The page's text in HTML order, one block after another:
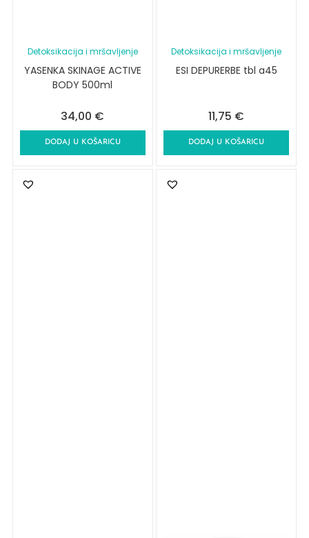
Detoksikacija i mršavljenje
YASENKA SKINAGE ACTIVE
BODY 500ml
34,00 €
DODAJ U KOŠARICU
Detoksikacija i mršavljenje
ESI DEPURERBE tbl a45
11,75 €
DODAJ U KOŠARICU